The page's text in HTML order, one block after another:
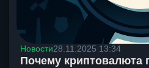
Новости28.11.2025 13:34
Почему криптовалюта